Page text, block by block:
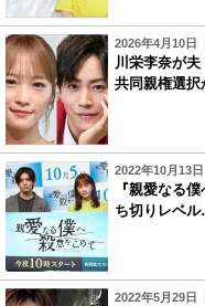
2026年4月10日
川栄李奈が
共同親権選択
2022年10月13
『親愛なる
ち切りレベ
2022年5月29日